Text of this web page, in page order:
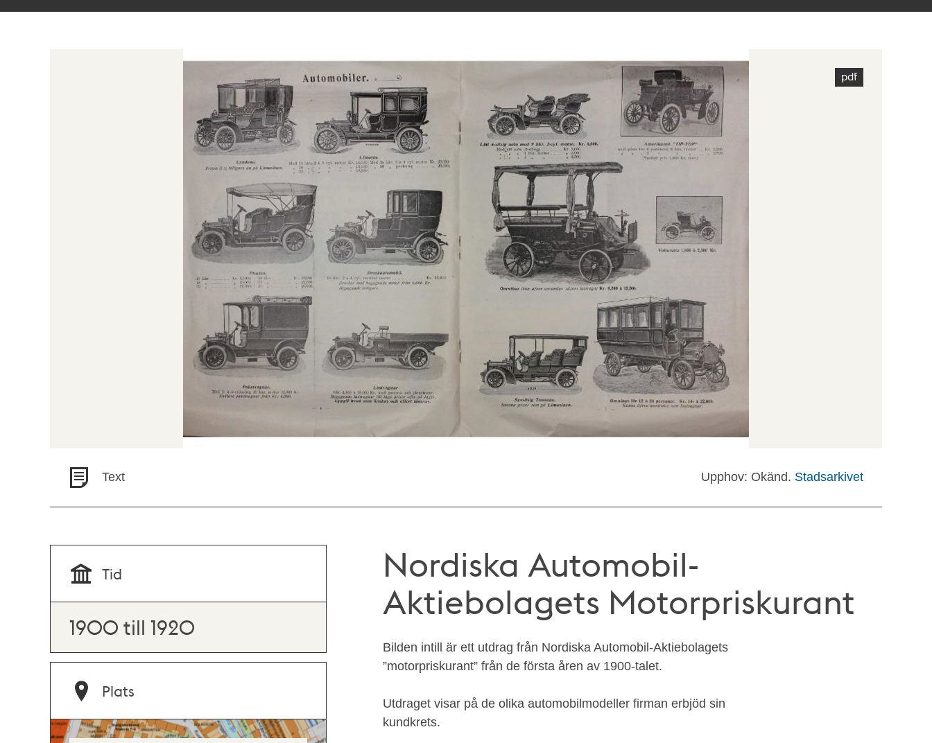
Text Upphov: Okänd. Stadsarkivet
Nordiska Automobil-
Aktiebolagets Motorpriskurant
Bilden intill är ett utdrag från Nordiska Automobil-Aktiebolagets
”motorpriskurant” från de första åren av 1900-talet.
Utdraget visar på de olika automobilmodeller firman erbjöd sin
kundkrets.
Tid
1900 till 1920
Plats